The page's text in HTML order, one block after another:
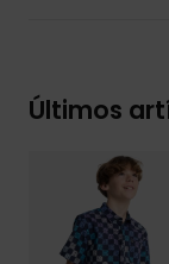
Últimos